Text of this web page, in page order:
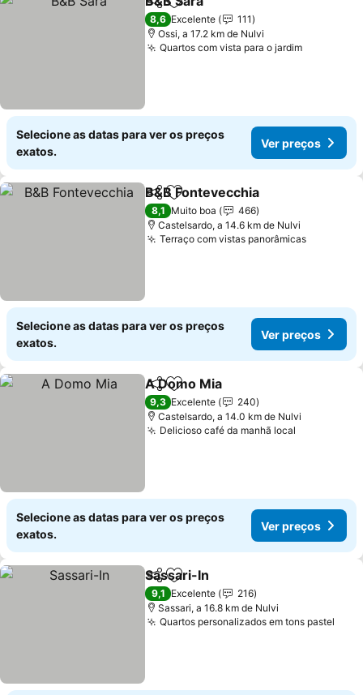
PartilharAdicionar aos favoritos
8,6 Excelente
111
Ossi, a 17.2 km de Nulvi
Quartos com vista para o jardim
Selecione as datas para ver os preços
exatos.
Ver preços
PartilharAdicionar aos favoritos
B&B Fontevecchia
8,1 Muito boa
466
Castelsardo, a 14.6 km de Nulvi
Terraço com vistas panorâmicas
Selecione as datas para ver os preços
exatos.
Ver preços
PartilharAdicionar aos favoritos
A Domo Mia
9,3 Excelente
240
Castelsardo, a 14.0 km de Nulvi
Delicioso café da manhã local
Selecione as datas para ver os preços
exatos.
Ver preços
PartilharAdicionar aos favoritos
Sassari-In
9,1 Excelente
216
Sassari, a 16.8 km de Nulvi
Quartos personalizados em tons pastel